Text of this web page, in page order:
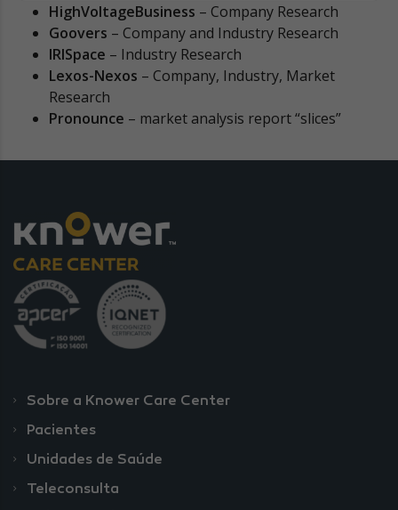
HighVoltageBusiness – Company Research
Goovers – Company and Industry Research
IRISpace – Industry Research
Lexos-Nexos – Company, Industry, Market
Research
Pronounce – market analysis report “slices”
Sobre a Knower Care Center
Pacientes
Unidades de Saúde
Teleconsulta